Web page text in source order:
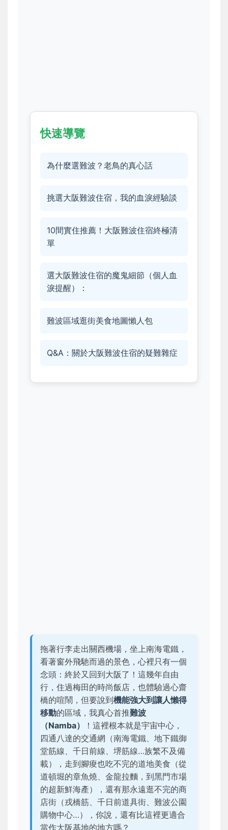
快速導覽
為什麼選難波？老鳥的真心話
挑選大阪難波住宿，我的血淚經驗談
10間實住推薦！大阪難波住宿終極清
單
選大阪難波住宿的魔鬼細節（個人血
淚提醒）：
難波區域逛街美食地圖懶人包
Q&A：關於大阪難波住宿的疑難雜症
拖著行李走出關西機場，坐上南海電鐵，
看著窗外飛馳而過的景色，心裡只有一個
念頭：終於又回到大阪了！這幾年自由
行，住過梅田的時尚飯店，也體驗過心齋
橋的喧鬧，但要說到機能強大到讓人懶得
移動的區域，我真心首推難波
（Namba）
！這裡根本就是宇宙中心，
四通八達的交通網（南海電鐵、地下鐵御
堂筋線、千日前線、堺筋線…族繁不及備
載），走到腳痠也吃不完的道地美食（從
道頓堀的章魚燒、金龍拉麵，到黑門市場
的超新鮮海產），還有那永遠逛不完的商
店街（戎橋筋、千日前道具街、難波公園
購物中心…），你說，還有比這裡更適合
當作大阪基地的地方嗎？